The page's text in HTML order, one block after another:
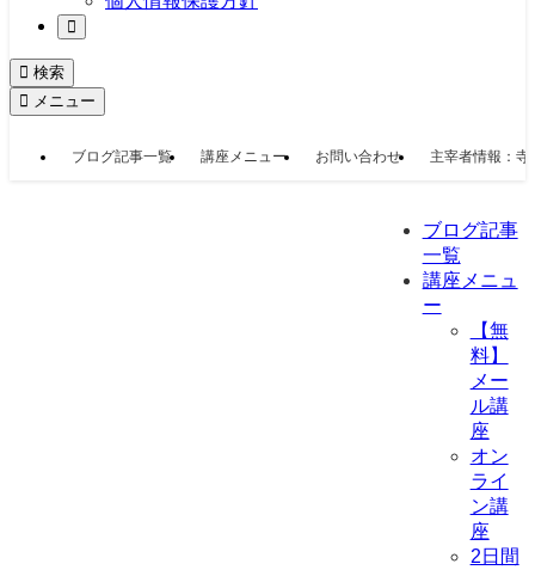
検索
メニュー
ブログ記事一覧 講座メニュー お問い合わせ 主宰者情報：寺
ブログ記事
一覧
講座メニュ
ー
【無
料】
メー
ル講
座
オン
ライ
ン講
座
2日間